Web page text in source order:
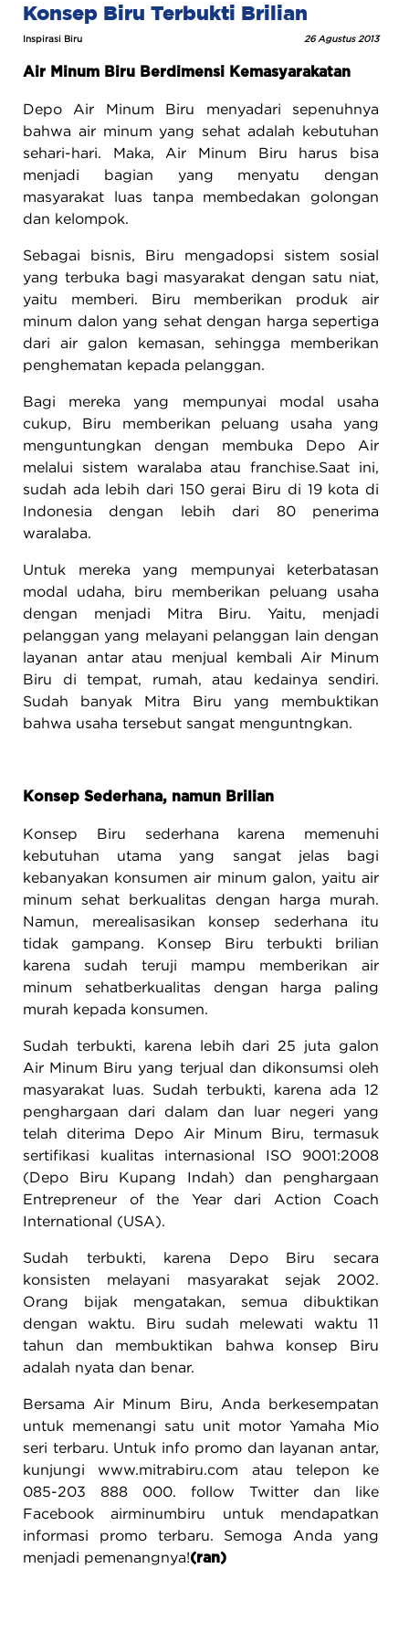
Konsep Biru Terbukti Brilian
Inspirasi Biru 26 Agustus 2013
Air Minum Biru Berdimensi Kemasyarakatan
Depo Air Minum Biru menyadari sepenuhnya
bahwa air minum yang sehat adalah kebutuhan
sehari-hari. Maka, Air Minum Biru harus bisa
menjadi bagian yang menyatu dengan
masyarakat luas tanpa membedakan golongan
dan kelompok.
Sebagai bisnis, Biru mengadopsi sistem sosial
yang terbuka bagi masyarakat dengan satu niat,
yaitu memberi. Biru memberikan produk air
minum dalon yang sehat dengan harga sepertiga
dari air galon kemasan, sehingga memberikan
penghematan kepada pelanggan.
Bagi mereka yang mempunyai modal usaha
cukup, Biru memberikan peluang usaha yang
menguntungkan dengan membuka Depo Air
melalui sistem waralaba atau franchise.Saat ini,
sudah ada lebih dari 150 gerai Biru di 19 kota di
Indonesia dengan lebih dari 80 penerima
waralaba.
Untuk mereka yang mempunyai keterbatasan
modal udaha, biru memberikan peluang usaha
dengan menjadi Mitra Biru. Yaitu, menjadi
pelanggan yang melayani pelanggan lain dengan
layanan antar atau menjual kembali Air Minum
Biru di tempat, rumah, atau kedainya sendiri.
Sudah banyak Mitra Biru yang membuktikan
bahwa usaha tersebut sangat menguntngkan.
Konsep Sederhana, namun Brilian
Konsep Biru sederhana karena memenuhi
kebutuhan utama yang sangat jelas bagi
kebanyakan konsumen air minum galon, yaitu air
minum sehat berkualitas dengan harga murah.
Namun, merealisasikan konsep sederhana itu
tidak gampang. Konsep Biru terbukti brilian
karena sudah teruji mampu memberikan air
minum sehatberkualitas dengan harga paling
murah kepada konsumen.
Sudah terbukti, karena lebih dari 25 juta galon
Air Minum Biru yang terjual dan dikonsumsi oleh
masyarakat luas. Sudah terbukti, karena ada 12
penghargaan dari dalam dan luar negeri yang
telah diterima Depo Air Minum Biru, termasuk
sertifikasi kualitas internasional ISO 9001:2008
(Depo Biru Kupang Indah) dan penghargaan
Entrepreneur of the Year dari Action Coach
International (USA).
Sudah terbukti, karena Depo Biru secara
konsisten melayani masyarakat sejak 2002.
Orang bijak mengatakan, semua dibuktikan
dengan waktu. Biru sudah melewati waktu 11
tahun dan membuktikan bahwa konsep Biru
adalah nyata dan benar.
Bersama Air Minum Biru, Anda berkesempatan
untuk memenangi satu unit motor Yamaha Mio
seri terbaru. Untuk info promo dan layanan antar,
kunjungi www.mitrabiru.com atau telepon ke
085-203 888 000. follow Twitter dan like
Facebook airminumbiru untuk mendapatkan
informasi promo terbaru. Semoga Anda yang
menjadi pemenangnya!(ran)